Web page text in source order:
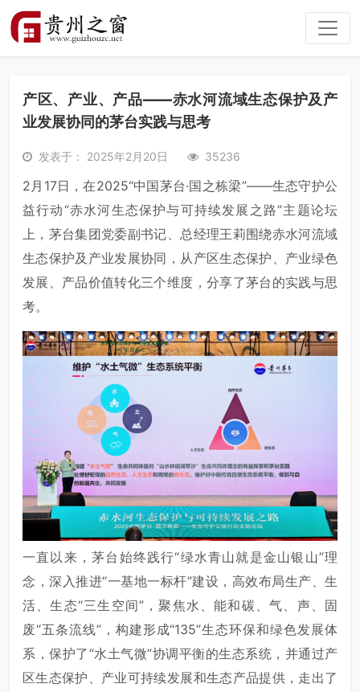
产区、产业、产品——赤水河流域生态保护及产
业发展协同的茅台实践与思考
发表于： 2025年2月20日 35236
2月17日，在2025“中国茅台·国之栋梁”——生态守护公
益行动“赤水河生态保护与可持续发展之路”主题论坛
上，茅台集团党委副书记、总经理王莉围绕赤水河流域
生态保护及产业发展协同，从产区生态保护、产业绿色
发展、产品价值转化三个维度，分享了茅台的实践与思
考。
一直以来，茅台始终践行“绿水青山就是金山银山”理
念，深入推进“一基地一标杆”建设，高效布局生产、生
活、生态“三生空间”，聚焦水、能和碳、气、声、固
废“五条流线”，构建形成“135”生态环保和绿色发展体
系，保护了“水土气微”协调平衡的生态系统，并通过产
区生态保护、产业可持续发展和生态产品提供，走出了